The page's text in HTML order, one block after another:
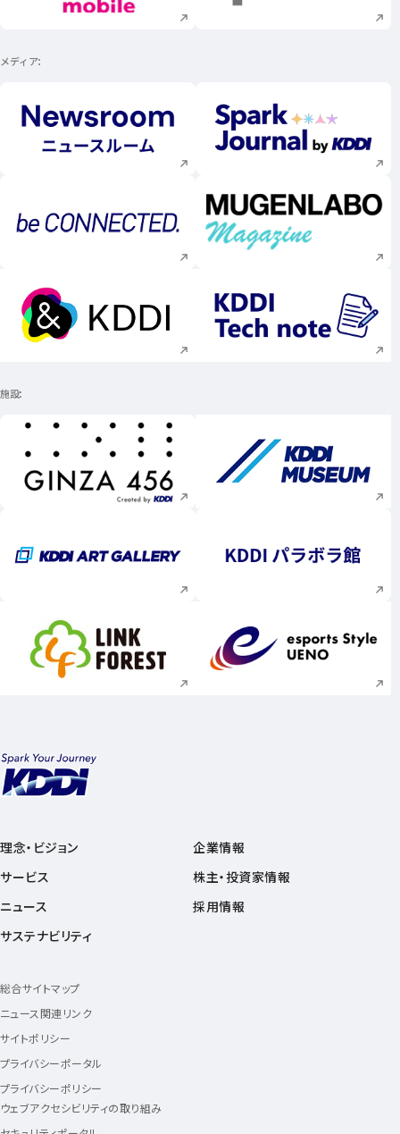
メディア
新規ウィンドウで開く 新規ウィンドウで
新規ウィンドウで開く 新規ウィンドウで
新規ウィンドウで開く 新規ウィンドウで
施設
新規ウィンドウで開く 新規ウィンドウで
新規ウィンドウで開く 新規ウィンドウで
新規ウィンドウで開く 新規ウィンドウで
理念・ビジョン
サービス
ニュース
サステナビリティ
企業情報
株主・投資家情報
採用情報
総合サイトマップ
ニュース関連リンク
サイトポリシー
プライバシーポータル
プライバシーポリシー
ウェブアクセシビリティの取り組み